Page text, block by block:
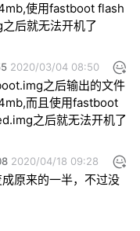
。如果按照我提供
新手不用去查twrp的
分软件认为系统没有
全更新还是有效的，
以接受ota推送（具体
数派里就有很好的教
在Android10下的经
值，其他机型无法保
使用fastboot flash
后就无法开机了
2020/03/04 08:50
之后输出的文件
而且使用fastboot
之后就无法开机了
2020/04/18 09:28
原来的一半，不过没